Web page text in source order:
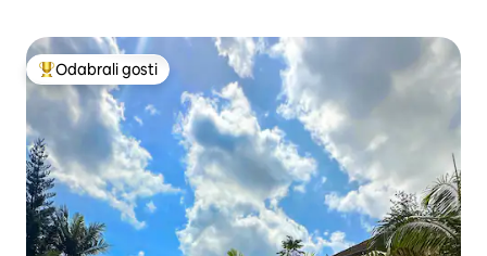
Među najviše rangiranima s oznakom „Odabrali gosti”
Odabrali gosti